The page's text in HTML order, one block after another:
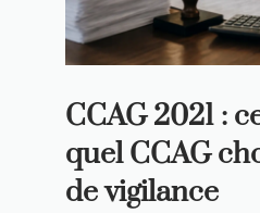
CCAG 2021 :
quel CCAG
de vigilance